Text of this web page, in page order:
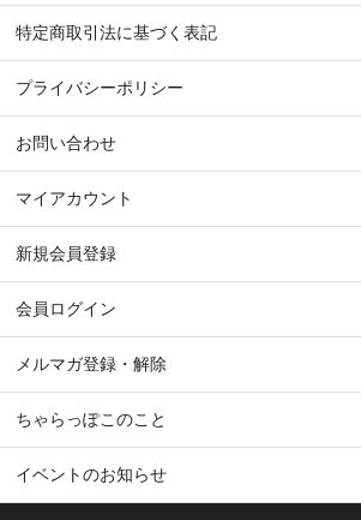
特定商取引法に基づく表記
プライバシーポリシー
お問い合わせ
マイアカウント
新規会員登録
会員ログイン
メルマガ登録・解除
ちゃらっぽこのこと
イベントのお知らせ